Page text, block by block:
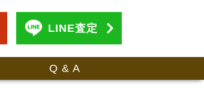
LINE査定
Q & A